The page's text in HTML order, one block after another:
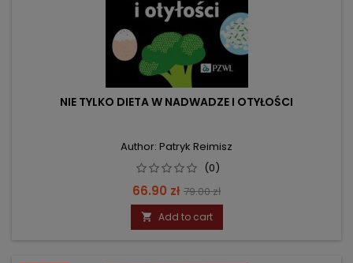
NIE TYLKO DIETA W NADWADZE I OTYŁOŚCI
Author: Patryk Reimisz
(0)
Price
66.90 zł Regular
price
79.00 zł
 Add to cart